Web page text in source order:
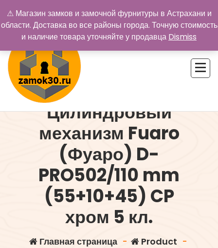
содержимому
Цилиндровый
механизм Fuaro
(Фуаро) D-
PRO502/110 mm
(55+10+45) CP
хром 5 кл.
Главная страница - Product -
⚠ Магазин замков и замочной фурнитуры в Астрахани и
области. Доставка во все районы города. Точную стоимость
и наличие товара уточняйте у продавца Dismiss